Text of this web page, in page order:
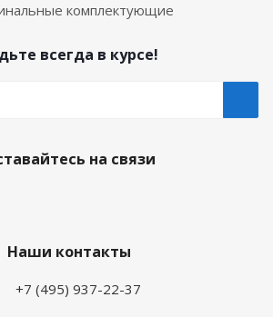
комплектующие
всегда в курсе!
на связи
Наши контакты
+7 (495) 937-22-37